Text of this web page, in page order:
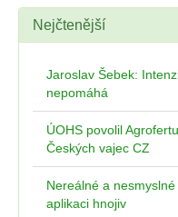
Nejčtenější
Jaroslav Šebek:
nepomáhá
ÚOHS povolil
Českých vajec CZ
Nereálné a
aplikaci hnojiv